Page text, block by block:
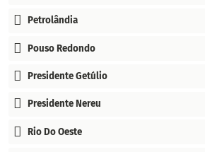
Petrolândia
Pouso Redondo
Presidente Getúlio
Presidente Nereu
Rio Do Oeste